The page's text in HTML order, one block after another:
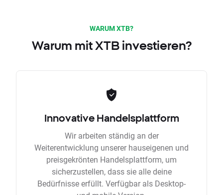
WARUM XTB?
Warum mit XTB investieren?
Innovative Handelsplattform
Wir arbeiten ständig an der
Weiterentwicklung unserer hauseigenen und
preisgekrönten Handelsplattform, um
sicherzustellen, dass sie alle deine
Bedürfnisse erfüllt. Verfügbar als Desktop-